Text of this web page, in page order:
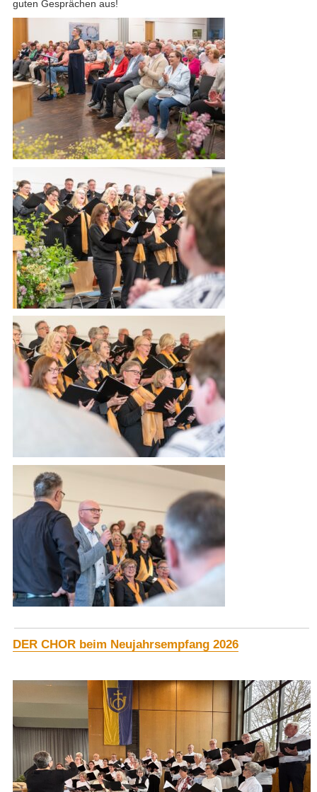
guten Gesprächen aus!
DER CHOR beim Neujahrsempfang 2026